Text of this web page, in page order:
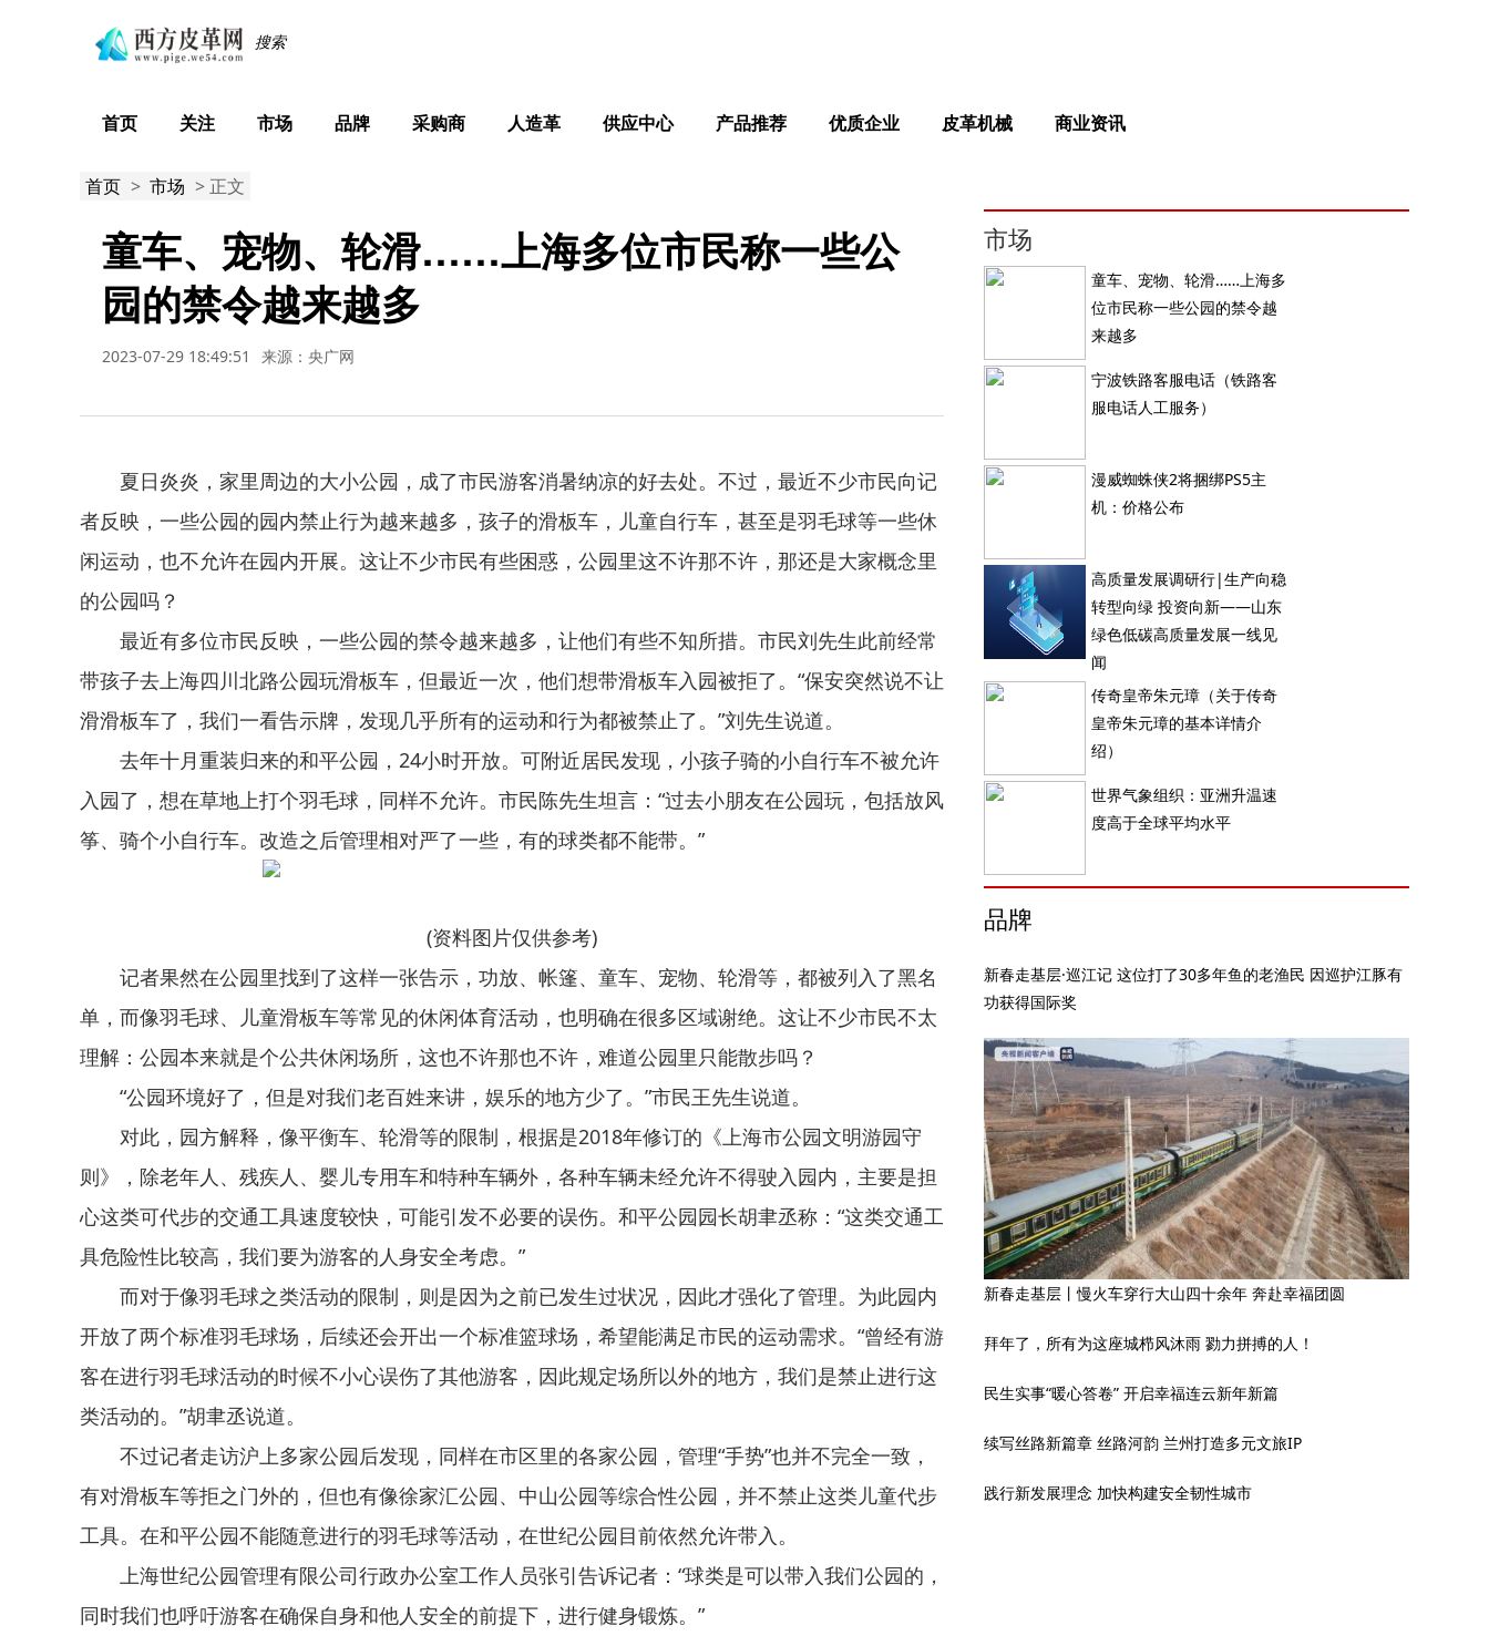
首页 关注 市场 品牌 采购商 人造革 供应中心 产品推荐 优质企业 皮革机械 商业资讯
首页 > 市场 > 正文
童车、宠物、轮滑……上海多位市民称一些公
园的禁令越来越多
2023-07-29 18:49:51 来源：央广网
夏日炎炎，家里周边的大小公园，成了市民游客消暑纳凉的好去处。不过，最近不少市民向记
者反映，一些公园的园内禁止行为越来越多，孩子的滑板车，儿童自行车，甚至是羽毛球等一些休
闲运动，也不允许在园内开展。这让不少市民有些困惑，公园里这不许那不许，那还是大家概念里
的公园吗？
最近有多位市民反映，一些公园的禁令越来越多，让他们有些不知所措。市民刘先生此前经常
带孩子去上海四川北路公园玩滑板车，但最近一次，他们想带滑板车入园被拒了。“保安突然说不让
滑滑板车了，我们一看告示牌，发现几乎所有的运动和行为都被禁止了。”刘先生说道。
去年十月重装归来的和平公园，24小时开放。可附近居民发现，小孩子骑的小自行车不被允许
入园了，想在草地上打个羽毛球，同样不允许。市民陈先生坦言：“过去小朋友在公园玩，包括放风
筝、骑个小自行车。改造之后管理相对严了一些，有的球类都不能带。”
(资料图片仅供参考)
记者果然在公园里找到了这样一张告示，功放、帐篷、童车、宠物、轮滑等，都被列入了黑名
单，而像羽毛球、儿童滑板车等常见的休闲体育活动，也明确在很多区域谢绝。这让不少市民不太
理解：公园本来就是个公共休闲场所，这也不许那也不许，难道公园里只能散步吗？
“公园环境好了，但是对我们老百姓来讲，娱乐的地方少了。”市民王先生说道。
对此，园方解释，像平衡车、轮滑等的限制，根据是2018年修订的《上海市公园文明游园守
则》，除老年人、残疾人、婴儿专用车和特种车辆外，各种车辆未经允许不得驶入园内，主要是担
心这类可代步的交通工具速度较快，可能引发不必要的误伤。和平公园园长胡聿丞称：“这类交通工
具危险性比较高，我们要为游客的人身安全考虑。”
而对于像羽毛球之类活动的限制，则是因为之前已发生过状况，因此才强化了管理。为此园内
开放了两个标准羽毛球场，后续还会开出一个标准篮球场，希望能满足市民的运动需求。“曾经有游
客在进行羽毛球活动的时候不小心误伤了其他游客，因此规定场所以外的地方，我们是禁止进行这
类活动的。”胡聿丞说道。
不过记者走访沪上多家公园后发现，同样在市区里的各家公园，管理“手势”也并不完全一致，
有对滑板车等拒之门外的，但也有像徐家汇公园、中山公园等综合性公园，并不禁止这类儿童代步
工具。在和平公园不能随意进行的羽毛球等活动，在世纪公园目前依然允许带入。
上海世纪公园管理有限公司行政办公室工作人员张引告诉记者：“球类是可以带入我们公园的，
同时我们也呼吁游客在确保自身和他人安全的前提下，进行健身锻炼。”
市场
童车、宠物、轮滑……上海多
位市民称一些公园的禁令越
来越多
宁波铁路客服电话（铁路客
服电话人工服务）
漫威蜘蛛侠2将捆绑PS5主
机：价格公布
高质量发展调研行|生产向稳
转型向绿 投资向新——山东
绿色低碳高质量发展一线见
闻
传奇皇帝朱元璋（关于传奇
皇帝朱元璋的基本详情介
绍）
世界气象组织：亚洲升温速
度高于全球平均水平
品牌
新春走基层·巡江记 这位打了30多年鱼的老渔民 因巡护江豚有
功获得国际奖
新春走基层丨慢火车穿行大山四十余年 奔赴幸福团圆
拜年了，所有为这座城栉风沐雨 勠力拼搏的人！
民生实事“暖心答卷” 开启幸福连云新年新篇
续写丝路新篇章 丝路河韵 兰州打造多元文旅IP
践行新发展理念 加快构建安全韧性城市